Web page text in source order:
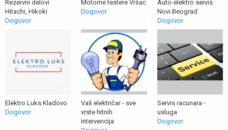
Rezervni delovi
Hitachi, Hikoki
Dogovor
Motorne testere Vršac
Dogovor
Auto-elektro servis
Novi Beograd
Dogovor
Elektro Luks Kladovo
Dogovor
Vaš električar - sve
vrste hitnih
intervencija
Servis racunara -
usluga
Dogovor